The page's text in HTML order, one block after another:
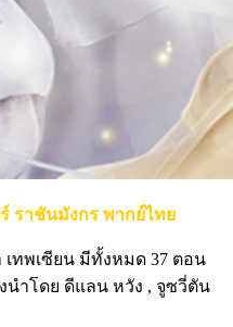
ราชันมังกร พากย์ไทย
ทพเซียน มีทั้งหมด 37 ตอน
นำโดย ดีแลน หวัง , จูซวี่ตัน